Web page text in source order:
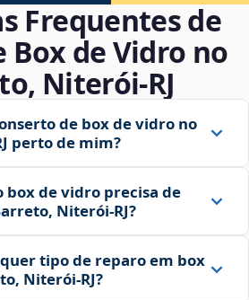
Frequentes de
Box de Vidro no
Niterói‑RJ
de box de vidro no
perto de mim?
box de vidro precisa de
Niterói‑RJ?
tipo de reparo em box
Niterói‑RJ?